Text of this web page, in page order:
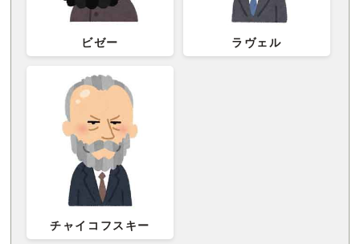
ビゼー ラヴェル
チャイコフスキー